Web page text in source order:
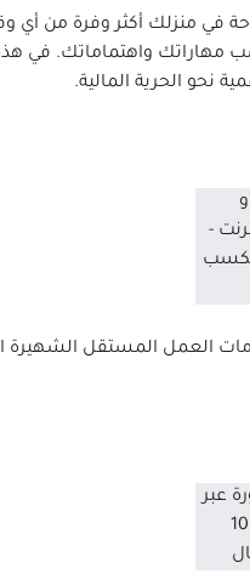
في منزلك أكثر وفرة من
المستقل الشهيرة